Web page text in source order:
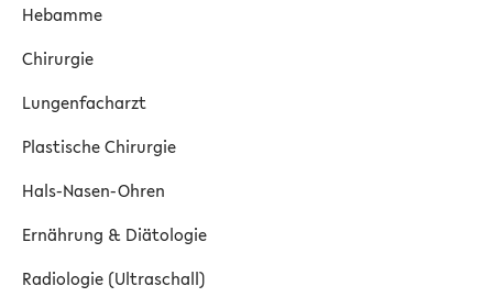
Hebamme
Chirurgie
Lungenfacharzt
Plastische Chirurgie
Hals-Nasen-Ohren
Ernährung & Diätologie
Radiologie (Ultraschall)